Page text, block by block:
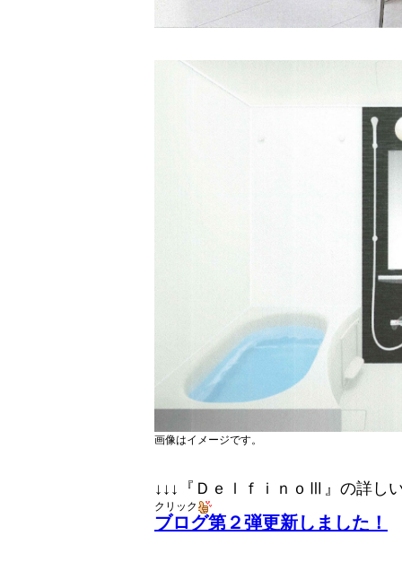
画像はイメージです。
↓↓↓『ＤｅｌｆｉｎｏⅢ』の詳し
クリック
ブログ第２弾更新しました！